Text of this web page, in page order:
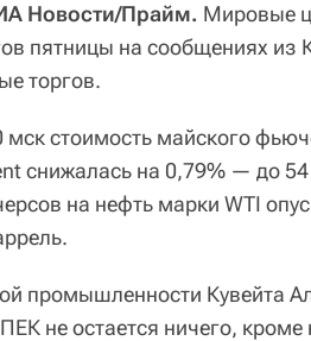
Новости/Прайм. Мировые
пятницы на сообщениях из
торгов.
стоимость майского
снижалась на 0,79% — до
на нефть марки WTI
промышленности Кувейта
не остается ничего,